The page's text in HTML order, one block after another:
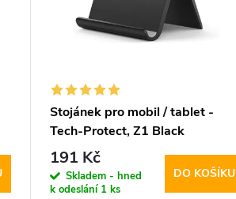
Stojánek pro mobil / tablet -
Tech-Protect, Z1 Black
191 Kč
Skladem - hned
k odeslání 1 ks
DO KOŠÍKU